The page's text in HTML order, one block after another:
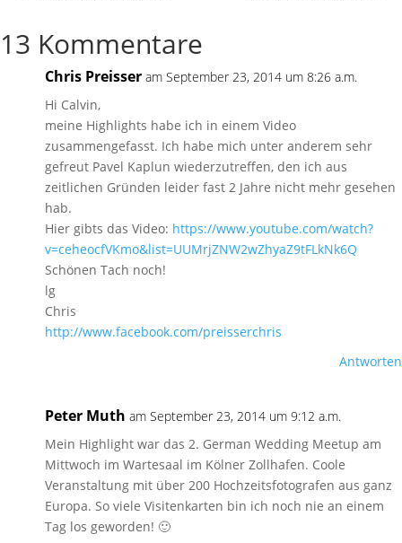
13 Kommentare
Chris Preisser am September 23, 2014 um 8:26 a.m.
Hi Calvin,
meine Highlights habe ich in einem Video
zusammengefasst. Ich habe mich unter anderem sehr
gefreut Pavel Kaplun wiederzutreffen, den ich aus
zeitlichen Gründen leider fast 2 Jahre nicht mehr gesehen
hab.
Hier gibts das Video: https://www.youtube.com/watch?
v=ceheocfVKmo&list=UUMrjZNW2wZhyaZ9tFLkNk6Q
Schönen Tach noch!
lg
Chris
http://www.facebook.com/preisserchris
Antworten
Peter Muth am September 23, 2014 um 9:12 a.m.
Mein Highlight war das 2. German Wedding Meetup am
Mittwoch im Wartesaal im Kölner Zollhafen. Coole
Veranstaltung mit über 200 Hochzeitsfotografen aus ganz
Europa. So viele Visitenkarten bin ich noch nie an einem
Tag los geworden! 🙂